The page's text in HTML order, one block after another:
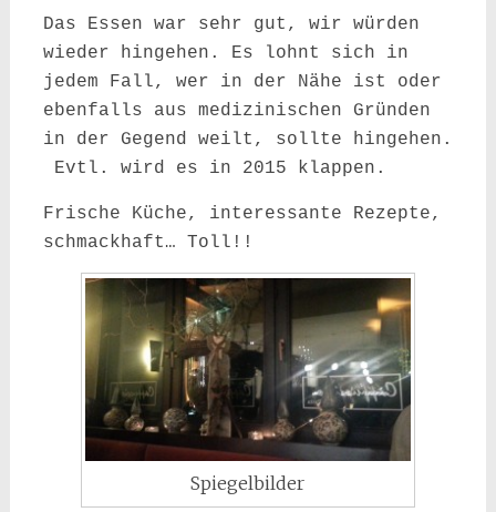
Das Essen war sehr gut, wir würden
wieder hingehen. Es lohnt sich in
jedem Fall, wer in der Nähe ist oder
ebenfalls aus medizinischen Gründen
in der Gegend weilt, sollte hingehen.
Evtl. wird es in 2015 klappen.
Frische Küche, interessante Rezepte,
schmackhaft… Toll!!
Spiegelbilder